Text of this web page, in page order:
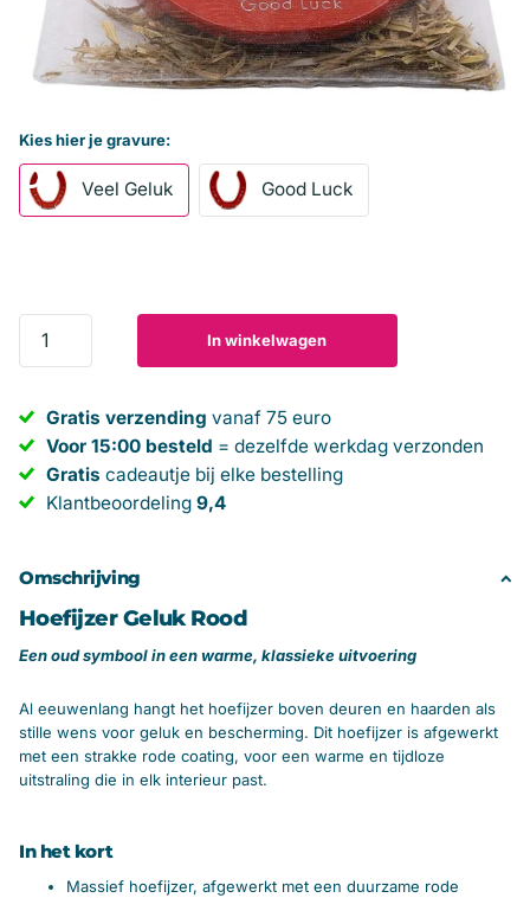
Kies hier je gravure:
Veel Geluk Good Luck
In winkelwagen
Gratis verzendingvanaf 75 euro
Voor 15:00 besteld = dezelfde werkdag verzonden
Gratiscadeautje bij elke bestelling
Klantbeoordeling9,4
Omschrijving
Hoefijzer Geluk Rood
Een oud symbool in een warme, klassieke uitvoering
Al eeuwenlang hangt het hoefijzer boven deuren en haarden als
stille wens voor geluk en bescherming. Dit hoefijzer is afgewerkt
met een strakke rode coating, voor een warme en tijdloze
uitstraling die in elk interieur past.
In het kort
Massief hoefijzer, afgewerkt met een duurzame rode